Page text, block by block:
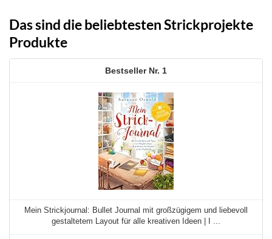
Das sind die beliebtesten Strickprojekte
Produkte
1
Mein Strickjournal: Bullet Journal mit großzügigem und liebevoll
gestaltetem Layout für alle kreativen Ideen | I ...